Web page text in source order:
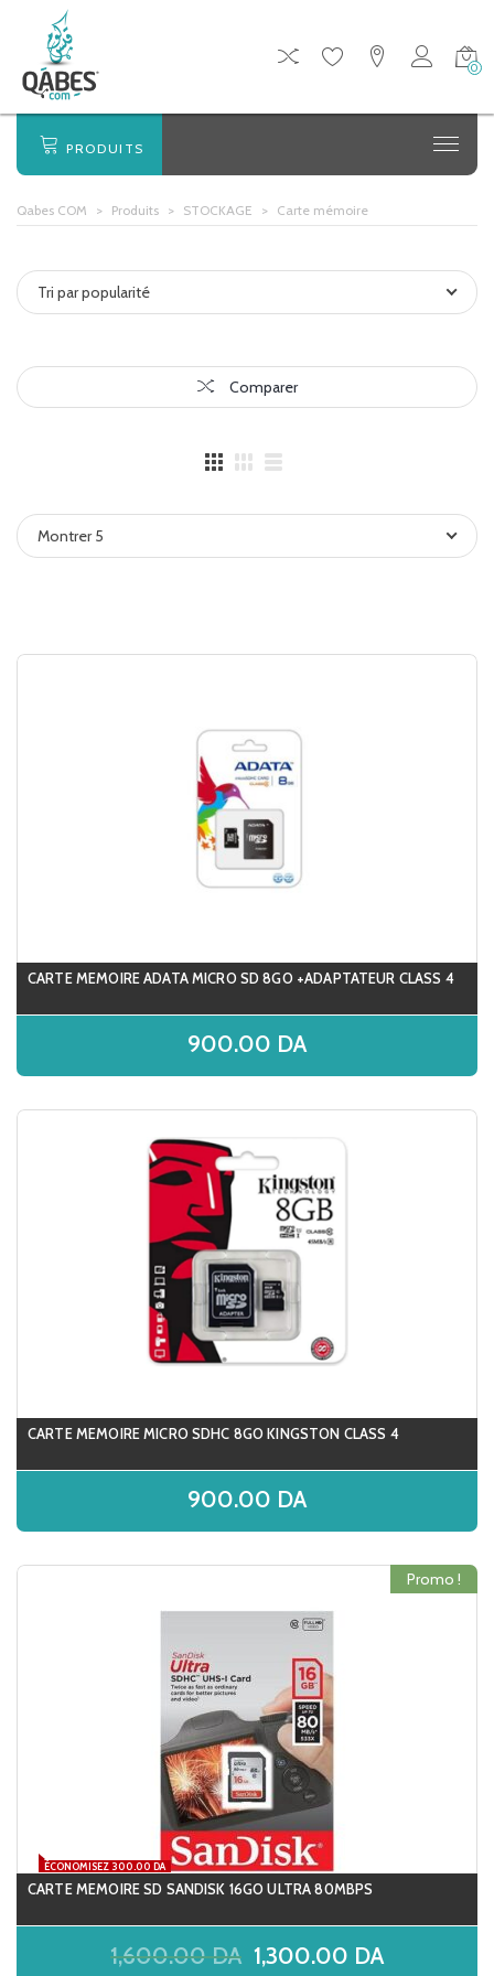
0
PRODUITS
Qabes COM > Produits > STOCKAGE > Carte mémoire
Tri par popularité
Comparer
Montrer 5
CARTE MEMOIRE ADATA MICRO SD 8GO +ADAPTATEUR CLASS 4
900.00 DA
CARTE MEMOIRE MICRO SDHC 8GO KINGSTON CLASS 4
900.00 DA
ÉCONOMISEZ 300.00 DA
Promo !
CARTE MEMOIRE SD SANDISK 16GO ULTRA 80MBPS
1,600.00DA 1,300.00 DA